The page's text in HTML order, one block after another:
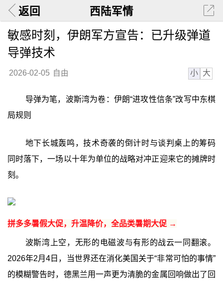
返回 西陆军情
敏感时刻，伊朗军方宣告：已升级弹道
导弹技术
2026-02-05 自由 小 大
导弹为笔，波斯湾为卷：伊朗“进攻性信条”改写中东棋
局规则
地下长城轰鸣，技术奇袭的倒计时与谈判桌上的筹码
同时落下，一场以十年为单位的战略对冲正迎来它的摊牌时
刻。
拼多多暑假大促，升温降价，全品类暑期大促 →
波斯湾上空，无形的电磁波与有形的战云一同翻滚。
2026年2月4日，当世界还在消化美国关于“非常可怕的事情”
的模糊警告时，德黑兰用一声更为清脆的金属回响做出了回